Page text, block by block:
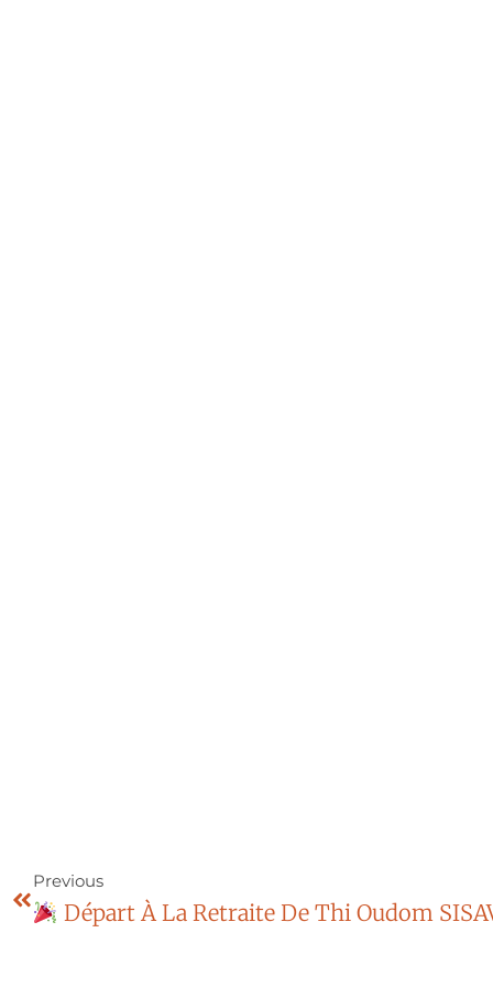
Previous
Départ À La Retraite De Thi Oudom